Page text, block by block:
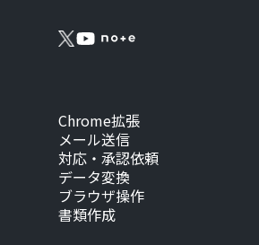
Chrome拡張
メール送信
対応・承認依頼
データ変換
ブラウザ操作
書類作成